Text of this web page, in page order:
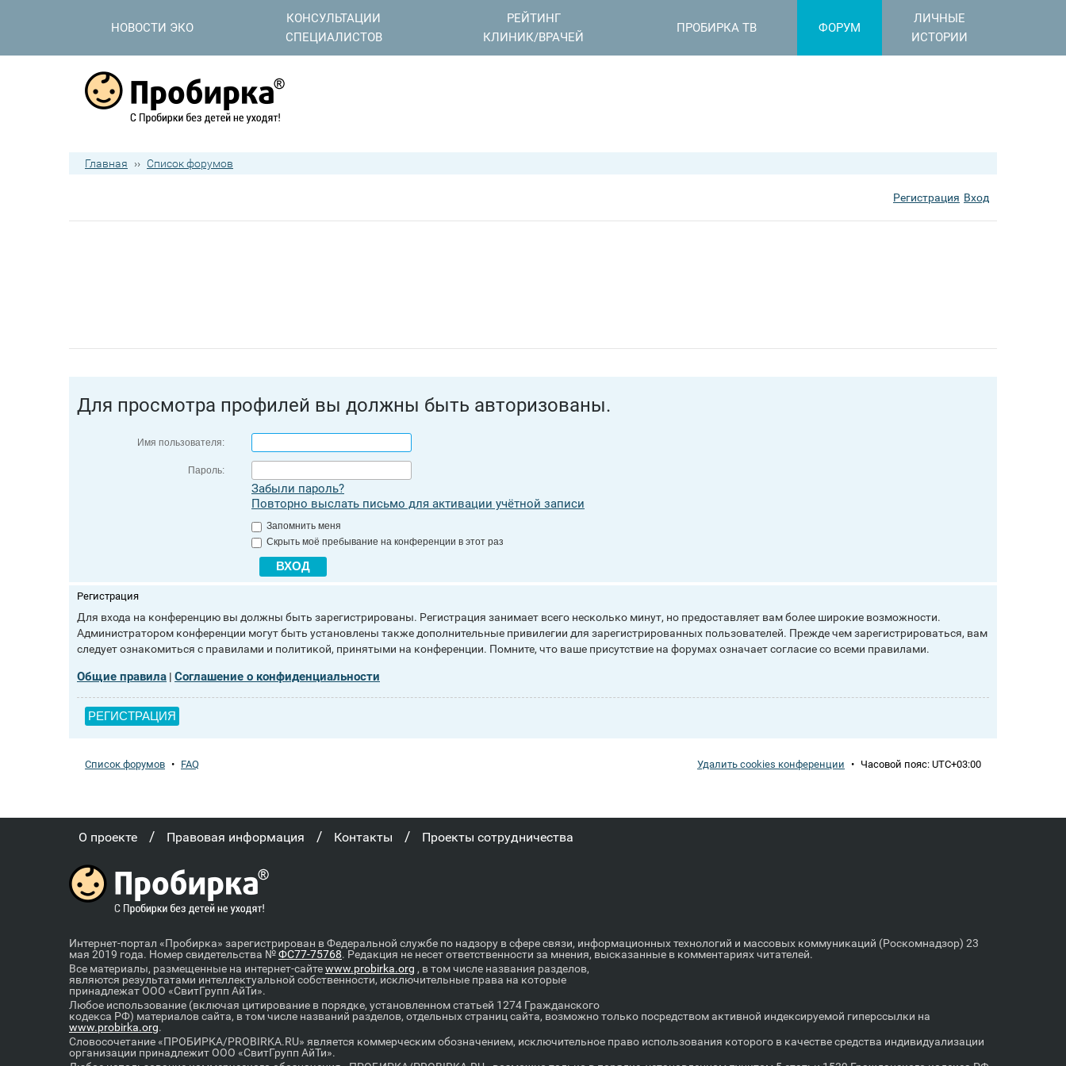
НОВОСТИ ЭКО
КОНСУЛЬТАЦИИ
СПЕЦИАЛИСТОВ
РЕЙТИНГ
КЛИНИК/ВРАЧЕЙ
ПРОБИРКА ТВ ФОРУМ
ЛИЧНЫЕ
ИСТОРИИ
Главная ›› Список форумов
Регистрация Вход
Для просмотра профилей вы должны быть авторизованы.
Имя пользователя:
Пароль:
Забыли пароль?
Повторно выслать письмо для активации учётной записи
Запомнить меня
Скрыть моё пребывание на конференции в этот раз
Регистрация
Для входа на конференцию вы должны быть зарегистрированы. Регистрация занимает всего несколько минут, но предоставляет вам более широкие возможности.
Администратором конференции могут быть установлены также дополнительные привилегии для зарегистрированных пользователей. Прежде чем зарегистрироваться, вам
следует ознакомиться с правилами и политикой, принятыми на конференции. Помните, что ваше присутствие на форумах означает согласие со всеми правилами.
Общие правила | Соглашение о конфиденциальности
РЕГИСТРАЦИЯ
Список форумов • FAQ Удалить cookies конференции • Часовой пояс: UTC+03:00
О проекте / Правовая информация / Контакты / Проекты сотрудничества
Интернет-портал «Пробирка» зарегистрирован в Федеральной службе по надзору в сфере связи, информационных технологий и массовых коммуникаций (Роскомнадзор) 23
мая 2019 года. Номер свидетельства №ФС77-75768. Редакция не несет ответственности за мнения, высказанные в комментариях читателей.
Все материалы, размещенные на интернет-сайтеwww.probirka.org , в том числе названия разделов,
являются результатами интеллектуальной собственности, исключительные права на которые
принадлежат ООО «СвитГрупп АйТи».
Любое использование (включая цитирование в порядке, установленном статьей 1274 Гражданского
кодекса РФ) материалов сайта, в том числе названий разделов, отдельных страниц сайта, возможно только посредством активной индексируемой гиперссылки на
www.probirka.org.
Словосочетание «ПРОБИРКА/PROBIRKA.RU» является коммерческим обозначением, исключительное право использования которого в качестве средства индивидуализации
организации принадлежит ООО «СвитГрупп АйТи».